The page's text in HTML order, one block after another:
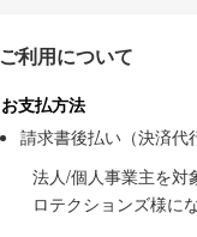
ご利用について
お支払方法
請求書後払い（決済代
法人/個人事業主を対
ロテクションズ様に